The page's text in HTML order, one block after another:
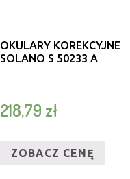
OKULARY KOREKCYJNE
SOLANO S 50233 A
218,79 zł
ZOBACZ CENĘ